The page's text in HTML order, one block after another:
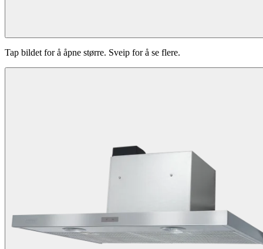
Tap bildet for å åpne større. Sveip for å se flere.